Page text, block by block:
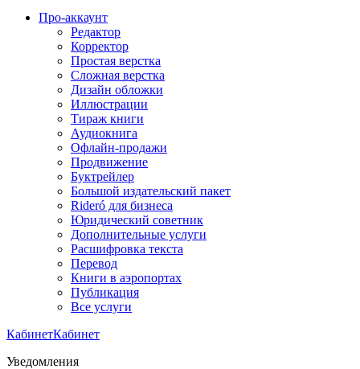
Про-аккаунт
Редактор
Корректор
Простая верстка
Сложная верстка
Дизайн обложки
Иллюстрации
Тираж книги
Аудиокнига
Офлайн-продажи
Продвижение
Буктрейлер
Большой издательский пакет
Rideró для бизнеса
Юридический советник
Дополнительные услуги
Расшифровка текста
Перевод
Книги в аэропортах
Публикация
Все услуги
КабинетКабинет
Уведомления